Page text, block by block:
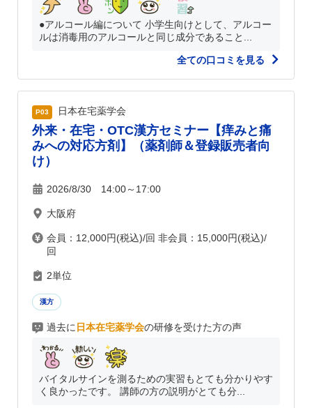
●アルコール編について 小学生向けとして、アルコー
ルは消毒用のアルコールと同じ成分であること...
全ての口コミを見る
P03 日本在宅薬学会
外来・在宅・OTC漢方セミナー【痒みと痛
みへの対応方剤】（薬剤師＆登録販売者向
け）
2026/8/30 14:00～17:00
大阪府
会員：12,000円(税込)/回 非会員：15,000円(税込)/
回
2単位
漢方
過去に 日本在宅薬学会の研修を受けた方の声
バイタルサインを測るための実習もとても分かりやす
く良かったです。 講師の方の説明がとても分...